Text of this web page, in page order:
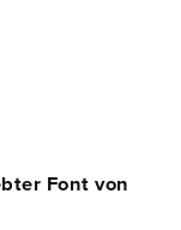
Font von